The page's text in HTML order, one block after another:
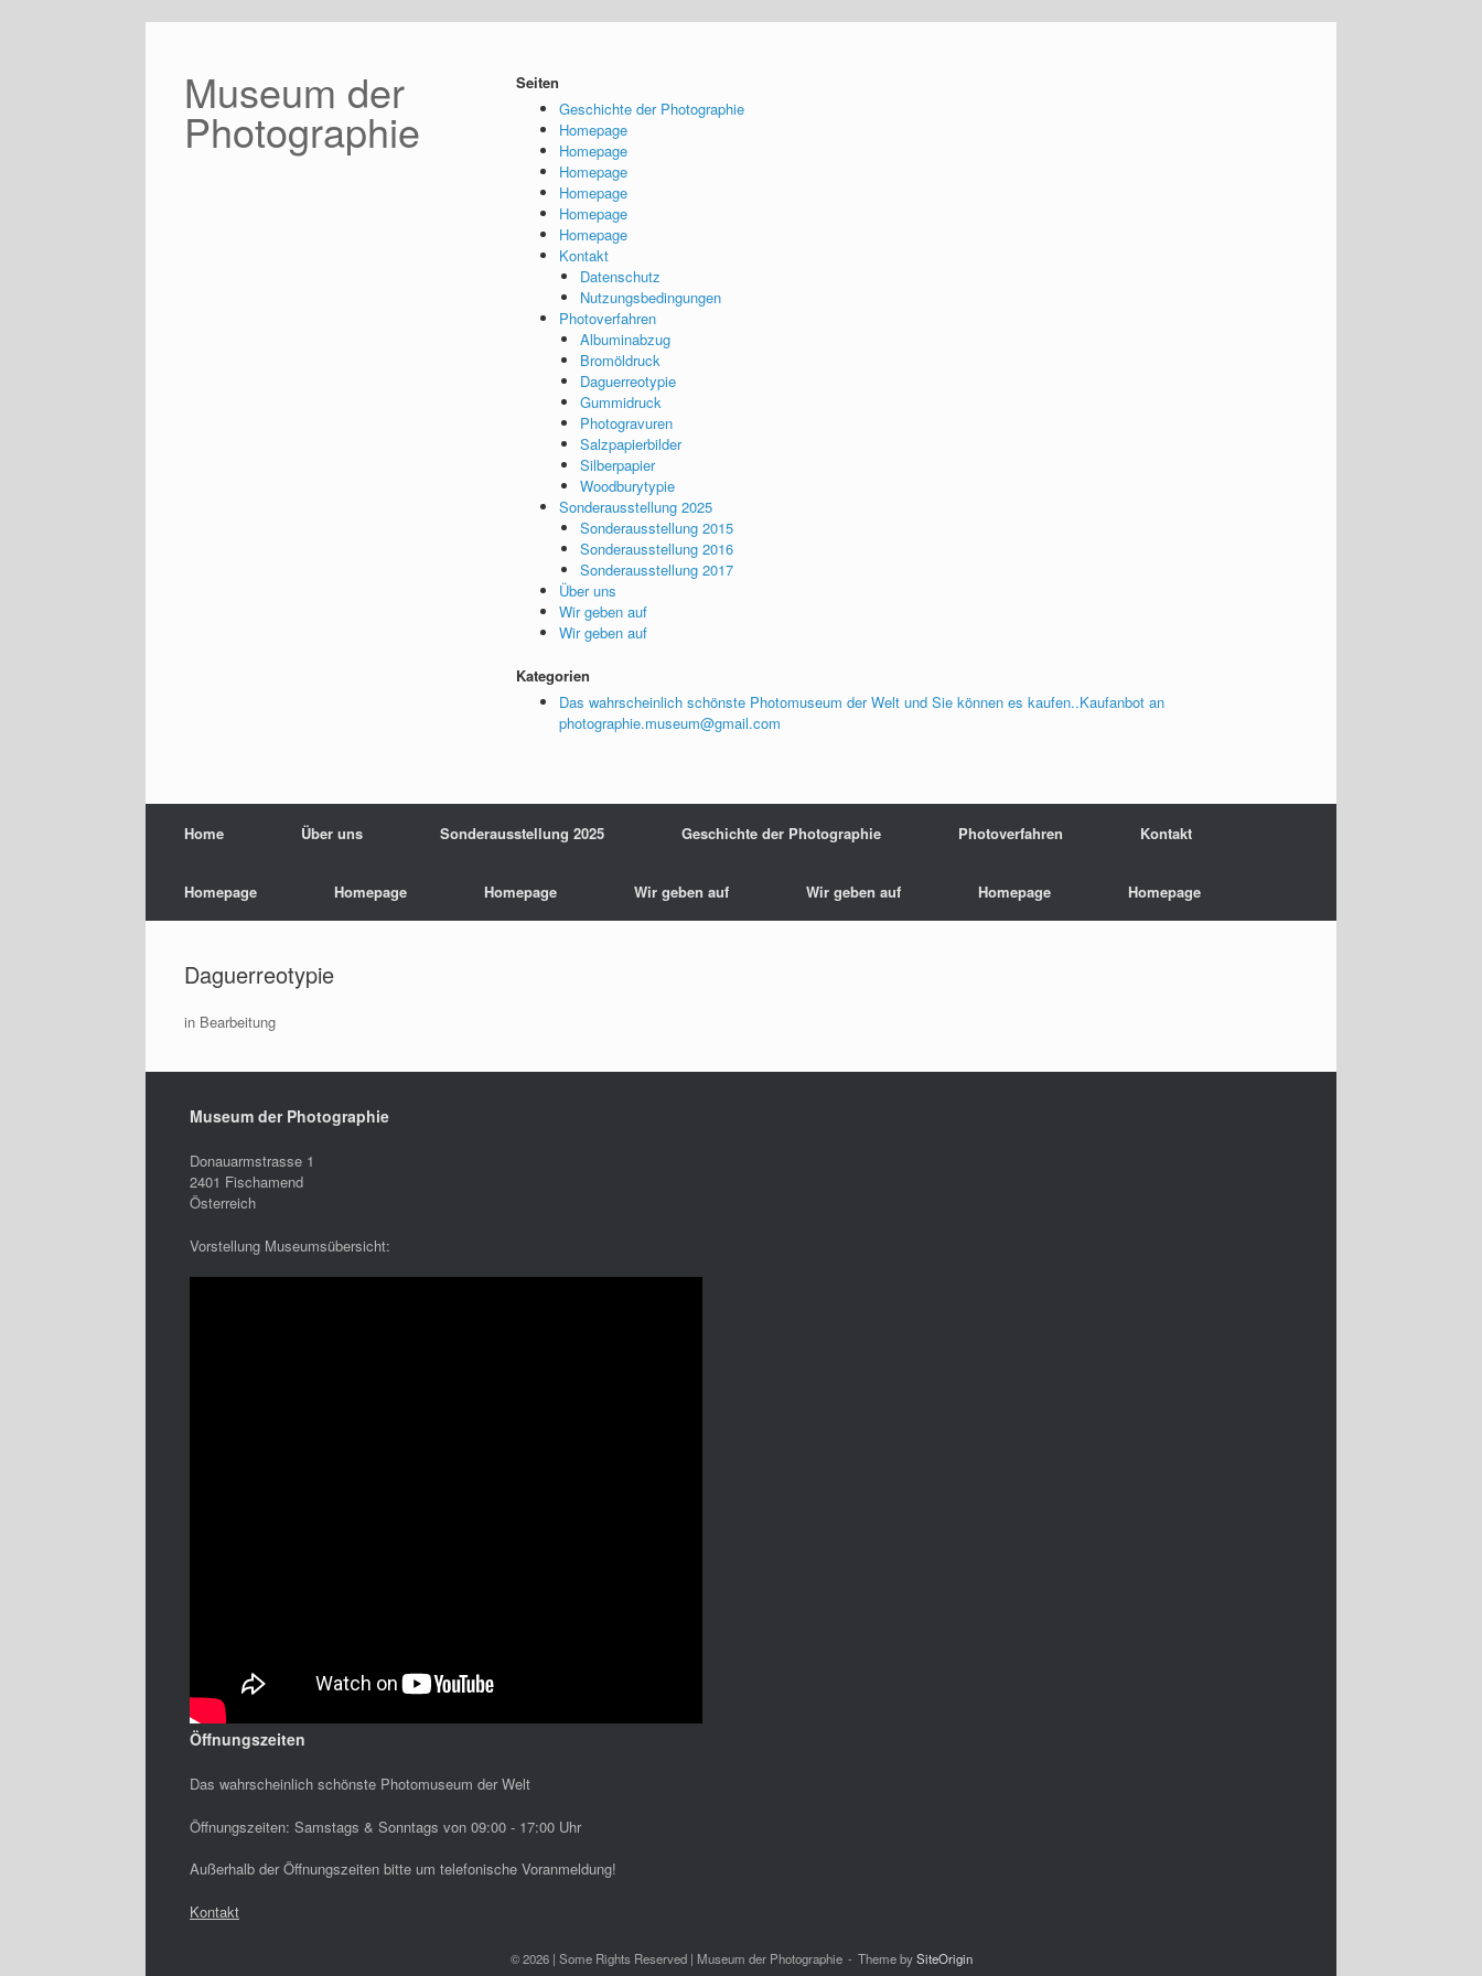
Museum der
Photographie
Seiten
Geschichte der Photographie
Homepage
Homepage
Homepage
Homepage
Homepage
Homepage
Kontakt
Datenschutz
Nutzungsbedingungen
Photoverfahren
Albuminabzug
Bromöldruck
Daguerreotypie
Gummidruck
Photogravuren
Salzpapierbilder
Silberpapier
Woodburytypie
Sonderausstellung 2025
Sonderausstellung 2015
Sonderausstellung 2016
Sonderausstellung 2017
Über uns
Wir geben auf
Wir geben auf
Kategorien
Das wahrscheinlich schönste Photomuseum der Welt und Sie können es kaufen..Kaufanbot an
photographie.museum@gmail.com
Home Über uns Sonderausstellung 2025 Geschichte der Photographie Photoverfahren Kontakt
Homepage Homepage Homepage Wir geben auf Wir geben auf Homepage Homepage
Daguerreotypie
in Bearbeitung
Museum der Photographie
Donauarmstrasse 1
2401 Fischamend
Österreich
Vorstellung Museumsübersicht:
Öffnungszeiten
Das wahrscheinlich schönste Photomuseum der Welt
Öffnungszeiten: Samstags & Sonntags von 09:00 - 17:00 Uhr
Außerhalb der Öffnungszeiten bitte um telefonische Voranmeldung!
Kontakt
© 2026 | Some Rights Reserved | Museum der Photographie Theme bySiteOrigin